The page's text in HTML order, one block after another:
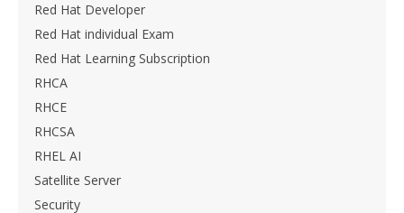
Red Hat Developer
Red Hat individual Exam
Red Hat Learning Subscription
RHCA
RHCE
RHCSA
RHEL AI
Satellite Server
Security